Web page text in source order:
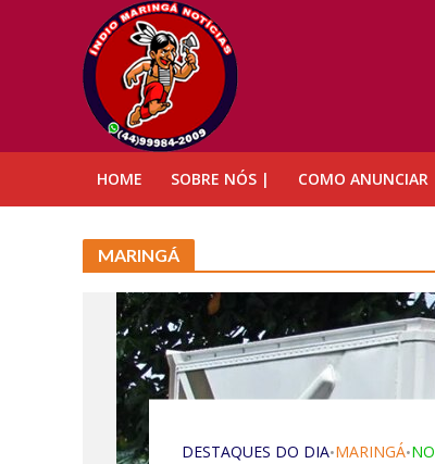
HOME SOBRE NÓS | COMO ANUNCIAR
MARINGÁ
DESTAQUES DO DIA•MARINGÁ•